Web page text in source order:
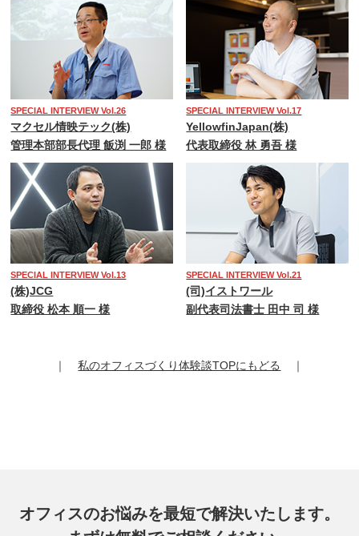
SPECIAL INTERVIEW Vol.26
マクセル情映テック(株)
管理本部部長代理 飯渕 一郎 様
SPECIAL INTERVIEW Vol.17
YellowfinJapan(株)
代表取締役 林 勇吾 様
SPECIAL INTERVIEW Vol.13
(株)JCG
取締役 松本 順一 様
SPECIAL INTERVIEW Vol.21
(司)イストワール
副代表司法書士 田中 司 様
｜ 私のオフィスづくり体験談TOPにもどる ｜
オフィスのお悩みを最短で解決いたします。